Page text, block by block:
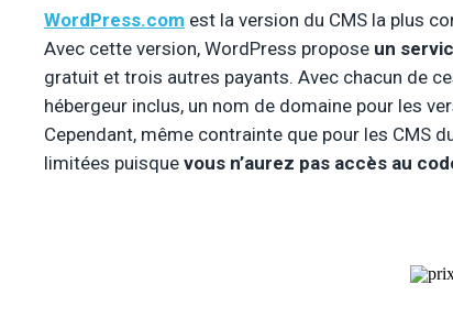
WordPress.com est la version du CMS la plus
Avec cette version, WordPress propose un
gratuit et trois autres payants. Avec chacun de
hébergeur inclus, un nom de domaine pour les
Cependant, même contrainte que pour les CMS
limitées puisque vous n’aurez pas accès au